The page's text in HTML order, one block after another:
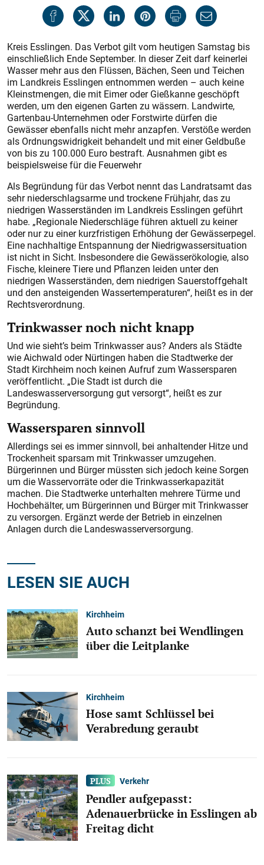
Kreis Esslingen. Das Verbot gilt vom heutigen Samstag bis
einschließlich Ende September. In dieser Zeit darf keinerlei
Wasser mehr aus den Flüssen, Bächen, Seen und Teichen
im Landkreis Esslingen entnommen werden – auch keine
Kleinstmengen, die mit Eimer oder Gießkanne geschöpft
werden, um den eigenen Garten zu wässern. Landwirte,
Gartenbau-Unternehmen oder Forstwirte dürfen die
Gewässer ebenfalls nicht mehr anzapfen. Verstöße werden
als Ordnungswidrigkeit behandelt und mit einer Geldbuße
von bis zu 100.000 Euro bestraft. Ausnahmen gibt es
beispielsweise für die Feuerwehr
Als Begründung für das Verbot nennt das Landratsamt das
sehr niederschlagsarme und trockene Frühjahr, das zu
niedrigen Wasserständen im Landkreis Esslingen geführt
habe. „Regionale Niederschläge führen aktuell zu keiner
oder nur zu einer kurzfristigen Erhöhung der Gewässerpegel.
Eine nachhaltige Entspannung der Niedrigwassersituation
ist nicht in Sicht. Insbesondere die Gewässerökologie, also
Fische, kleinere Tiere und Pflanzen leiden unter den
niedrigen Wasserständen, dem niedrigen Sauerstoffgehalt
und den ansteigenden Wassertemperaturen“, heißt es in der
Rechtsverordnung.
Trinkwasser noch nicht knapp
Und wie sieht’s beim Trinkwasser aus? Anders als Städte
wie Aichwald oder Nürtingen haben die Stadtwerke der
Stadt Kirchheim noch keinen Aufruf zum Wassersparen
veröffentlicht. „Die Stadt ist durch die
Landeswasserversorgung gut versorgt“, heißt es zur
Begründung.
Wassersparen sinnvoll
Allerdings sei es immer sinnvoll, bei anhaltender Hitze und
Trockenheit sparsam mit Trinkwasser umzugehen.
Bürgerinnen und Bürger müssten sich jedoch keine Sorgen
um die Wasservorräte oder die Trinkwasserkapazität
machen. Die Stadtwerke unterhalten mehrere Türme und
Hochbehälter, um Bürgerinnen und Bürger mit Trinkwasser
zu versorgen. Ergänzt werde der Betrieb in einzelnen
Anlagen durch die Landeswasserversorgung.
LESEN SIE AUCH
Kirchheim
Auto schanzt bei Wendlingen
über die Leitplanke
Kirchheim
Hose samt Schlüssel bei
Verabredung geraubt
Verkehr
Pendler aufgepasst:
Adenauerbrücke in Esslingen ab
Freitag dicht